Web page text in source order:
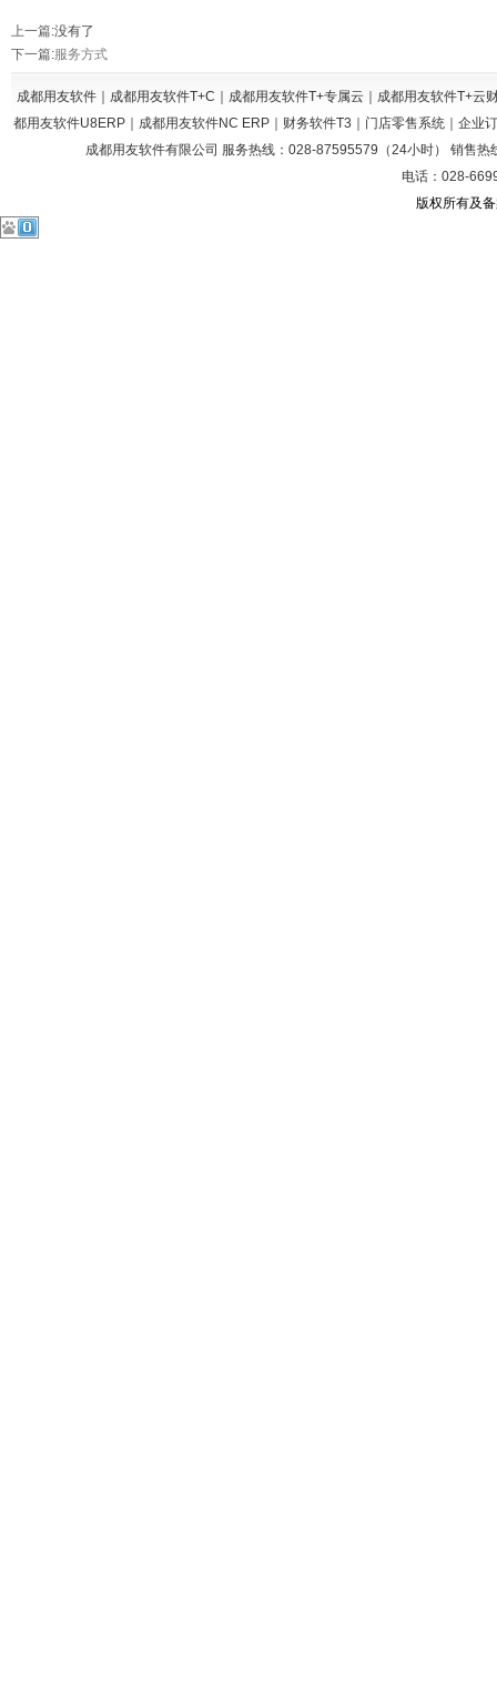
上一篇:没有了
下一篇:服务方式
成都用友软件｜成都用友软件T+C｜成都用友软件T+专属云｜成都用友软件T+
都用友软件U8ERP｜成都用友软件NC ERP｜财务软件T3｜门店零售系统｜企
成都用友软件有限公司 服务热线：028-87595579（24小时） 销售
电话：028-
版权所有及